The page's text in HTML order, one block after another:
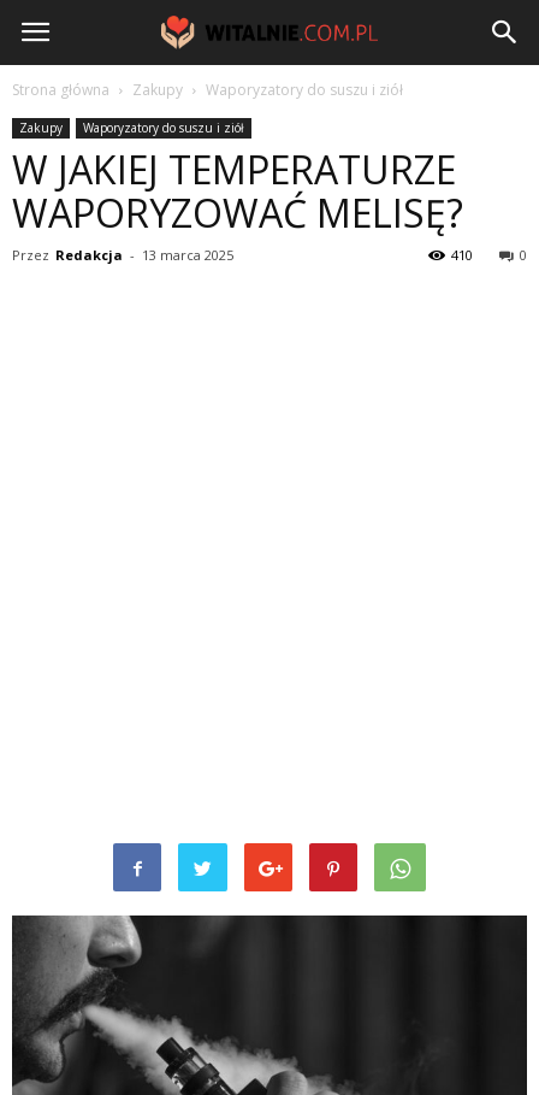
Witalnie.com.pl
Strona główna Zakupy Waporyzatory do suszu i ziół
Zakupy Waporyzatory do suszu i ziół
W JAKIEJ TEMPERATURZE
WAPORYZOWAĆ MELISĘ?
Przez Redakcja - 13 marca 2025 0
410